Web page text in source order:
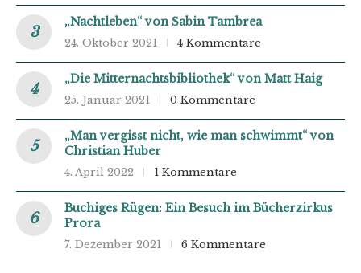
„Nachtleben“ von Sabin Tambrea
24. Oktober 2021 4 Kommentare
„Die Mitternachtsbibliothek“ von Matt Haig
25. Januar 2021 0 Kommentare
„Man vergisst nicht, wie man schwimmt“ von
Christian Huber
4. April 2022 1 Kommentare
Buchiges Rügen: Ein Besuch im Bücherzirkus
Prora
7. Dezember 2021 6 Kommentare